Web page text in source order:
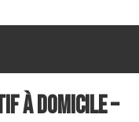
à domicile –